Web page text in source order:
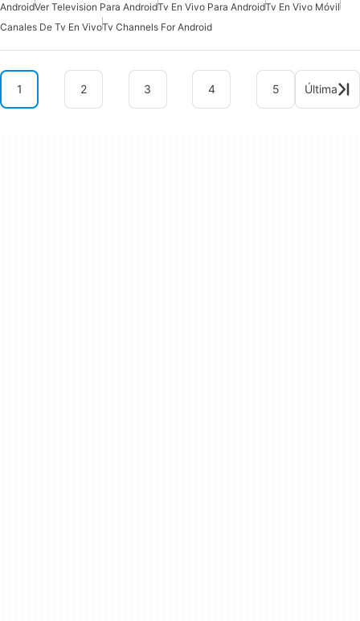
AndroidVer Television Para AndroidTv En Vivo Para AndroidTv En Vivo Móvil
Canales De Tv En VivoTv Channels For Android
1 2 3 4 5 Última